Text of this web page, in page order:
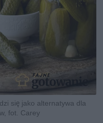
się jako alternatywa dla
fot. Carey